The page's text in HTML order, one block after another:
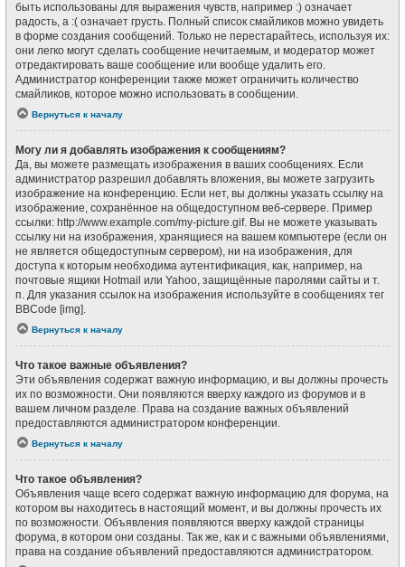
быть использованы для выражения чувств, например :) означает
радость, а :( означает грусть. Полный список смайликов можно увидеть
в форме создания сообщений. Только не перестарайтесь, используя их:
они легко могут сделать сообщение нечитаемым, и модератор может
отредактировать ваше сообщение или вообще удалить его.
Администратор конференции также может ограничить количество
смайликов, которое можно использовать в сообщении.
Вернуться к началу
Могу ли я добавлять изображения к сообщениям?
Да, вы можете размещать изображения в ваших сообщениях. Если
администратор разрешил добавлять вложения, вы можете загрузить
изображение на конференцию. Если нет, вы должны указать ссылку на
изображение, сохранённое на общедоступном веб-сервере. Пример
ссылки: http://www.example.com/my-picture.gif. Вы не можете указывать
ссылку ни на изображения, хранящиеся на вашем компьютере (если он
не является общедоступным сервером), ни на изображения, для
доступа к которым необходима аутентификация, как, например, на
почтовые ящики Hotmail или Yahoo, защищённые паролями сайты и т.
п. Для указания ссылок на изображения используйте в сообщениях тег
BBCode [img].
Вернуться к началу
Что такое важные объявления?
Эти объявления содержат важную информацию, и вы должны прочесть
их по возможности. Они появляются вверху каждого из форумов и в
вашем личном разделе. Права на создание важных объявлений
предоставляются администратором конференции.
Вернуться к началу
Что такое объявления?
Объявления чаще всего содержат важную информацию для форума, на
котором вы находитесь в настоящий момент, и вы должны прочесть их
по возможности. Объявления появляются вверху каждой страницы
форума, в котором они созданы. Так же, как и с важными объявлениями,
права на создание объявлений предоставляются администратором.